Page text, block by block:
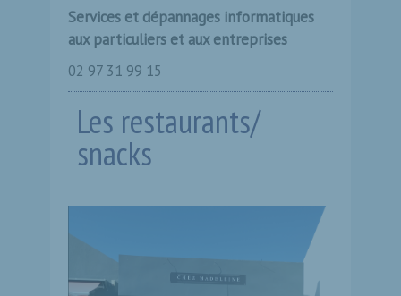
Services et dépannages informatiques
aux particuliers et aux entreprises
02 97 31 99 15
Les restaurants/
snacks